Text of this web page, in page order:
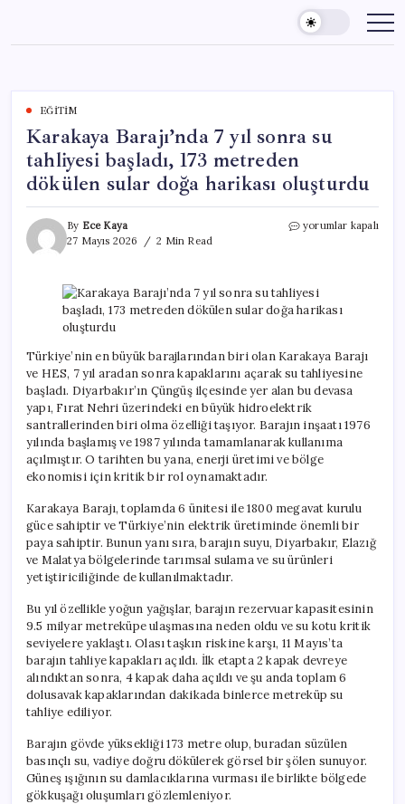
content
EĞITIM
Karakaya Barajı’nda 7 yıl sonra su
tahliyesi başladı, 173 metreden
dökülen sular doğa harikası oluşturdu
By Ece Kaya
27 Mayıs 2026
2 Min Read
Karakaya
sonra
su
tahliyesi
metreden
dökülen
sular
doğa
harikası
oluşturdu
için
yorumlar kapalı
Türkiye’nin en büyük barajlarından biri olan Karakaya Barajı
ve HES, 7 yıl aradan sonra kapaklarını açarak su tahliyesine
başladı. Diyarbakır’ın Çüngüş ilçesinde yer alan bu devasa
yapı, Fırat Nehri üzerindeki en büyük hidroelektrik
santrallerinden biri olma özelliği taşıyor. Barajın inşaatı 1976
yılında başlamış ve 1987 yılında tamamlanarak kullanıma
açılmıştır. O tarihten bu yana, enerji üretimi ve bölge
ekonomisi için kritik bir rol oynamaktadır.
Karakaya Barajı, toplamda 6 ünitesi ile 1800 megavat kurulu
güce sahiptir ve Türkiye’nin elektrik üretiminde önemli bir
paya sahiptir. Bunun yanı sıra, barajın suyu, Diyarbakır, Elazığ
ve Malatya bölgelerinde tarımsal sulama ve su ürünleri
yetiştiriciliğinde de kullanılmaktadır.
Bu yıl özellikle yoğun yağışlar, barajın rezervuar kapasitesinin
9.5 milyar metreküpe ulaşmasına neden oldu ve su kotu kritik
seviyelere yaklaştı. Olası taşkın riskine karşı, 11 Mayıs’ta
barajın tahliye kapakları açıldı. İlk etapta 2 kapak devreye
alındıktan sonra, 4 kapak daha açıldı ve şu anda toplam 6
dolusavak kapaklarından dakikada binlerce metreküp su
tahliye ediliyor.
Barajın gövde yüksekliği 173 metre olup, buradan süzülen
basınçlı su, vadiye doğru dökülerek görsel bir şölen sunuyor.
Güneş ışığının su damlacıklarına vurması ile birlikte bölgede
gökkuşağı oluşumları gözlemleniyor.